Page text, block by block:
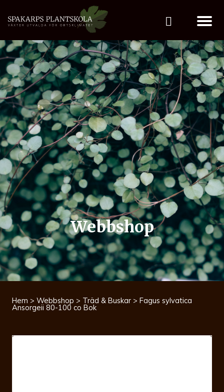
Webbshop
Hem > Webbshop > Träd & Buskar > Fagus sylvatica
Ansorgeii 80-100 co Bok